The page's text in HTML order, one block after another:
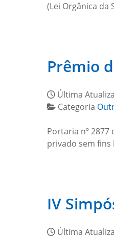
(Lei Orgânica
Prêmio
Última
Categoria
Portaria nº
privado sem fins
IV
Última